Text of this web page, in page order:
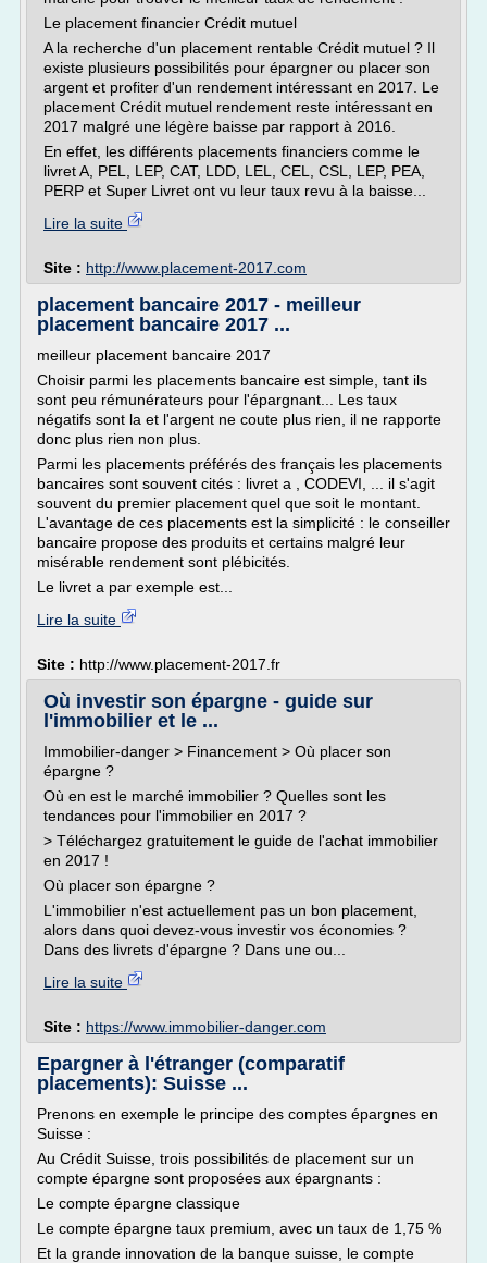
Le placement financier Crédit mutuel
A la recherche d'un placement rentable Crédit mutuel ? Il
existe plusieurs possibilités pour épargner ou placer son
argent et profiter d'un rendement intéressant en 2017. Le
placement Crédit mutuel rendement reste intéressant en
2017 malgré une légère baisse par rapport à 2016.
En effet, les différents placements financiers comme le
livret A, PEL, LEP, CAT, LDD, LEL, CEL, CSL, LEP, PEA,
PERP et Super Livret ont vu leur taux revu à la baisse...
Lire la suite
Site : http://www.placement-2017.com
placement bancaire 2017 - meilleur
placement bancaire 2017 ...
meilleur placement bancaire 2017
Choisir parmi les placements bancaire est simple, tant ils
sont peu rémunérateurs pour l'épargnant... Les taux
négatifs sont la et l'argent ne coute plus rien, il ne rapporte
donc plus rien non plus.
Parmi les placements préférés des français les placements
bancaires sont souvent cités : livret a , CODEVI, ... il s'agit
souvent du premier placement quel que soit le montant.
L'avantage de ces placements est la simplicité : le conseiller
bancaire propose des produits et certains malgré leur
misérable rendement sont plébicités.
Le livret a par exemple est...
Lire la suite
Site : http://www.placement-2017.fr
Où investir son épargne - guide sur
l'immobilier et le ...
Immobilier-danger > Financement > Où placer son
épargne ?
Où en est le marché immobilier ? Quelles sont les
tendances pour l'immobilier en 2017 ?
> Téléchargez gratuitement le guide de l'achat immobilier
en 2017 !
Où placer son épargne ?
L'immobilier n'est actuellement pas un bon placement,
alors dans quoi devez-vous investir vos économies ?
Dans des livrets d'épargne ? Dans une ou...
Lire la suite
Site : https://www.immobilier-danger.com
Epargner à l'étranger (comparatif
placements): Suisse ...
Prenons en exemple le principe des comptes épargnes en
Suisse :
Au Crédit Suisse, trois possibilités de placement sur un
compte épargne sont proposées aux épargnants :
Le compte épargne classique
Le compte épargne taux premium, avec un taux de 1,75 %
Et la grande innovation de la banque suisse, le compte